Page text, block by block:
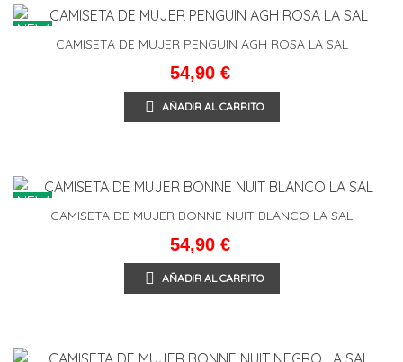
NEW
CAMISETA DE MUJER PENGUIN AGH ROSA LA SAL
54,90 €
AÑADIR AL CARRITO
NEW
CAMISETA DE MUJER BONNE NUIT BLANCO LA SAL
54,90 €
AÑADIR AL CARRITO